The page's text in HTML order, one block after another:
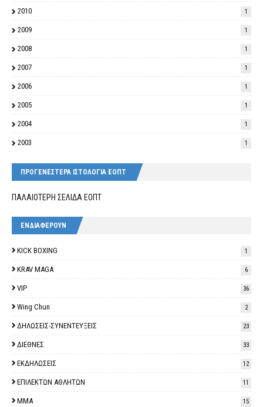
2010 1
2009 1
2008 1
2007 1
2006 1
2005 1
2004 1
2003 1
ΠΡΟΓΕΝΕΣΤΕΡΑ ΙΣΤΟΛΟΓΙΑ ΕΟΠΤ
ΠΑΛΑΙΟΤΕΡΗ ΣΕΛΙΔΑ ΕΟΠΤ
ΕΝΔΙΑΦΕΡΟΥΝ
KICK BOXING 1
KRAV MAGA 6
VIP 36
Wing Chun 2
ΔΗΛΩΣΕΙΣ-ΣΥΝΕΝΤΕΥΞΕΙΣ 23
ΔΙΕΘΝΕΣ 33
ΕΚΔΗΛΩΣΕΙΣ 12
ΕΠΙΛΕΚΤΩΝ ΑΘΛΗΤΩΝ 11
ΜΜΑ 15